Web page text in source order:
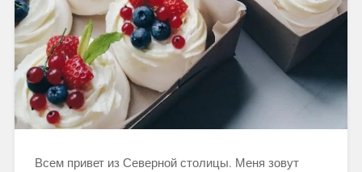
Всем привет из Северной столицы. Меня зовут